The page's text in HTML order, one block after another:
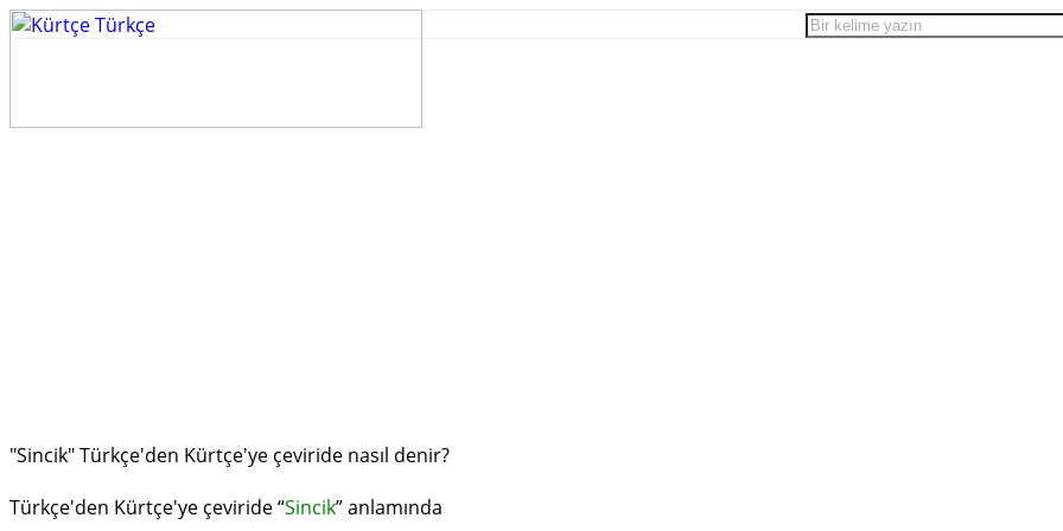
"Sincik" Türkçe'den Kürtçe'ye çeviride nasıl denir?
Türkçe'den Kürtçe'ye çeviride “Sincik” anlamında